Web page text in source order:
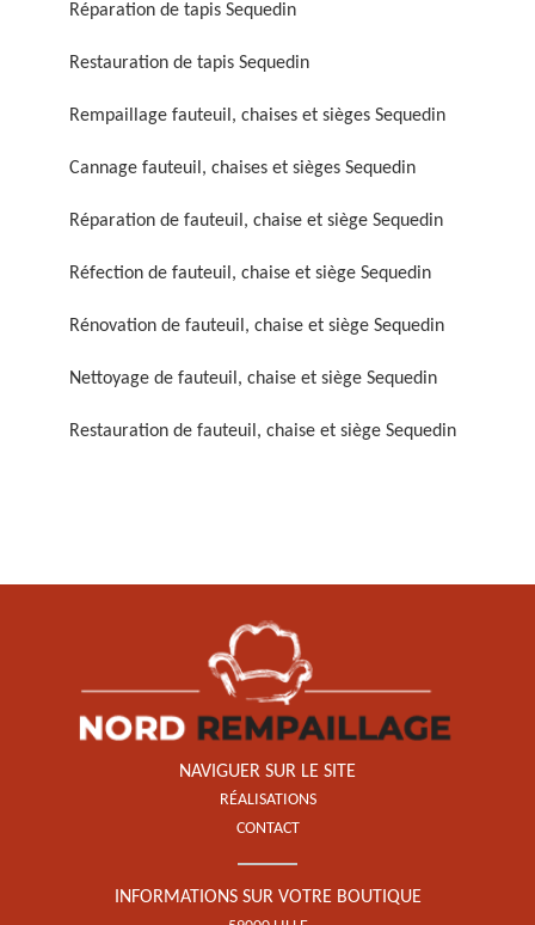
chaise et siège 59
Rénovation de fauteuil,
Nettoyage de fauteuil,
Réparation de tapis Sequedin
Restauration de tapis Sequedin
Rempaillage fauteuil, chaises et sièges Sequedin
Cannage fauteuil, chaises et sièges Sequedin
Réparation de fauteuil, chaise et siège Sequedin
Réfection de fauteuil, chaise et siège Sequedin
Rénovation de fauteuil, chaise et siège Sequedin
Nettoyage de fauteuil, chaise et siège Sequedin
Restauration de fauteuil, chaise et siège Sequedin
NAVIGUER SUR LE SITE
RÉALISATIONS
CONTACT
INFORMATIONS SUR VOTRE BOUTIQUE